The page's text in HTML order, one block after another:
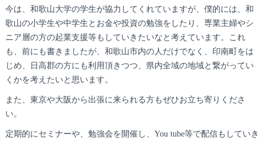
今は、和歌山大学の学生が協力してくれていますが、僕的には、和
歌山の小学生や中学生とお金や投資の勉強をしたり、専業主婦やシ
ニア層の方の起業支援等もしていきたいなと考えています。これ
も、前にも書きましたが、和歌山市内の人だけでなく、印南町をは
じめ、日高郡の方にも利用頂きつつ、県内全域の地域と繋がってい
くかを考えたいと思います。
また、東京や大阪から出張に来られる方もぜひお立ち寄りくださ
い。
定期的にセミナーや、勉強会を開催し、You tube等で配信もしていき